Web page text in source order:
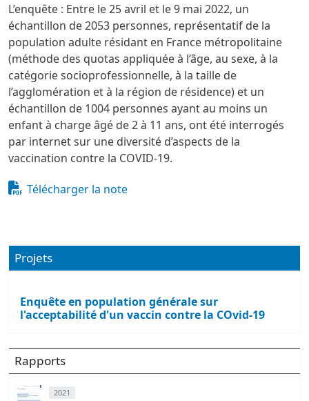
L’enquête : Entre le 25 avril et le 9 mai 2022, un
échantillon de 2053 personnes, représentatif de la
population adulte résidant en France métropolitaine
(méthode des quotas appliquée à l’âge, au sexe, à la
catégorie socioprofessionnelle, à la taille de
l’agglomération et à la région de résidence) et un
échantillon de 1004 personnes ayant au moins un
enfant à charge âgé de 2 à 11 ans, ont été interrogés
par internet sur une diversité d’aspects de la
vaccination contre la COVID-19.
Document
Télécharger la note
Projets
Enquête en population générale sur
l'acceptabilité d'un vaccin contre la COvid-19
Rapports
2021